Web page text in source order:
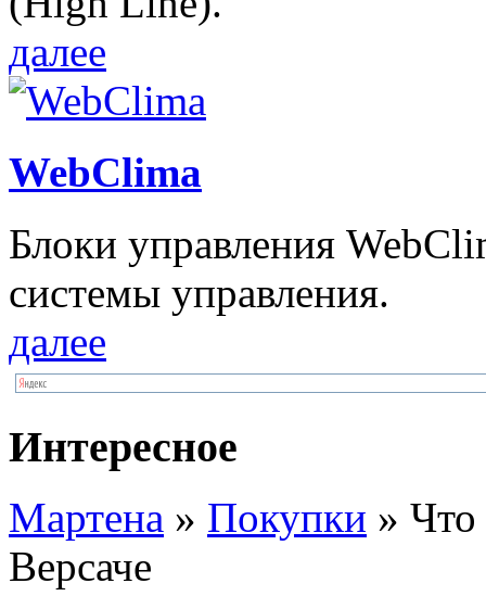
далее
WebClima
Блоки упрaвлeния
системы управления.
далее
Интересное
Мартена » Покупки » Что
Версаче